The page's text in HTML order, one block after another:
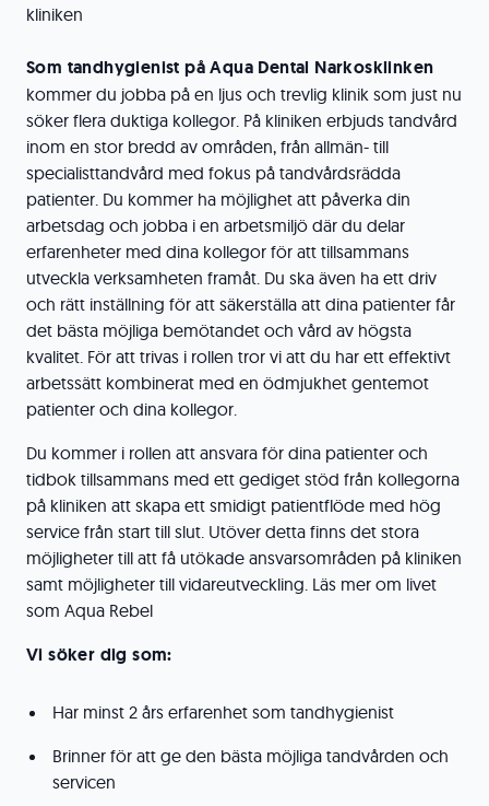
kliniken
Som tandhygienist på Aqua Dental Narkosklinken
kommer du jobba på en ljus och trevlig klinik som just nu
söker flera duktiga kollegor. På kliniken erbjuds tandvård
inom en stor bredd av områden, från allmän- till
specialisttandvård med fokus på tandvårdsrädda
patienter. Du kommer ha möjlighet att påverka din
arbetsdag och jobba i en arbetsmiljö där du delar
erfarenheter med dina kollegor för att tillsammans
utveckla verksamheten framåt. Du ska även ha ett driv
och rätt inställning för att säkerställa att dina patienter får
det bästa möjliga bemötandet och vård av högsta
kvalitet. För att trivas i rollen tror vi att du har ett effektivt
arbetssätt kombinerat med en ödmjukhet gentemot
patienter och dina kollegor.
Du kommer i rollen att ansvara för dina patienter och
tidbok tillsammans med ett gediget stöd från kollegorna
på kliniken att skapa ett smidigt patientflöde med hög
service från start till slut. Utöver detta finns det stora
möjligheter till att få utökade ansvarsområden på kliniken
samt möjligheter till vidareutveckling. Läs mer om livet
som Aqua Rebel
Vi söker dig som:
Har minst 2 års erfarenhet som tandhygienist
Brinner för att ge den bästa möjliga tandvården och
servicen